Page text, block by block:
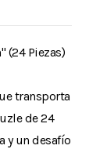
(24 Piezas)
transporta
de 24
y un desafío